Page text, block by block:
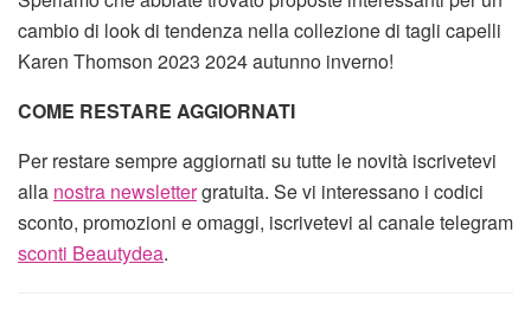
cambio di look di tendenza nella collezione di tagli capelli
Karen Thomson 2023 2024 autunno inverno!
COME RESTARE AGGIORNATI
Per restare sempre aggiornati su tutte le novità iscrivetevi
alla nostra newslettergratuita. Se vi interessano i codici
sconto, promozioni e omaggi, iscrivetevi al canale telegram
sconti Beautydea.